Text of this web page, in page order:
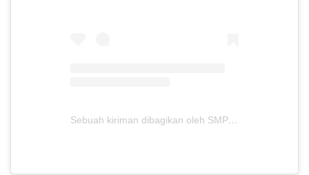
Sebuah kiriman dibagikan oleh SMPIT ANUGRAH INSANI (@smpitanugerahinsani)